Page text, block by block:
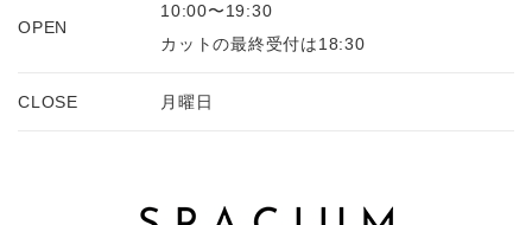
OPEN
10:00〜19:30
カットの最終受付は18:30
CLOSE 月曜日